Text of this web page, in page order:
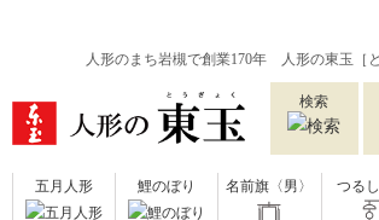
人形のまち岩槻で創業170年 人形の東玉［と
検索
五月人形 鯉のぼり 名前旗〈男〉 つる